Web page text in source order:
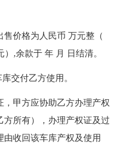
价格为人民币 万元整（
,余款于 年 月 日结清。
交付乙方使用。
甲方应协助乙方办理产权
所有），办理产权证及过
由收回该车库产权及使用